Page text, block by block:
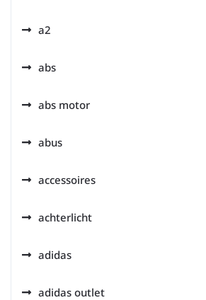
a2
abs
abs motor
abus
accessoires
achterlicht
adidas
adidas outlet